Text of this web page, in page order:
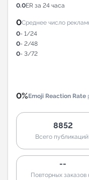
0.0ER за 24 часа
0Среднее число
0- 1/24
0- 2/48
0- 3/72
0%Emoji Reaction Rate
8852
Всего
--
Повторных заказов